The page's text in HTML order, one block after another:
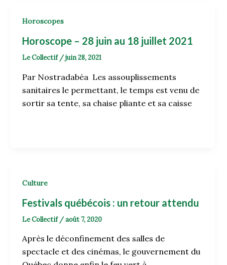
Horoscopes
Horoscope – 28 juin au 18 juillet 2021
Le Collectif /juin 28, 2021
Par Nostradabéa Les assouplissements
sanitaires le permettant, le temps est venu de
sortir sa tente, sa chaise pliante et sa caisse
Culture
Festivals québécois : un retour attendu
Le Collectif /août 7, 2020
Après le déconfinement des salles de
spectacle et des cinémas, le gouvernement du